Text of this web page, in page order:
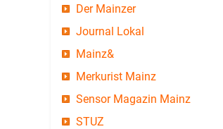
Der Mainzer
Journal Lokal
Mainz&
Merkurist Mainz
Sensor Magazin Mainz
STUZ